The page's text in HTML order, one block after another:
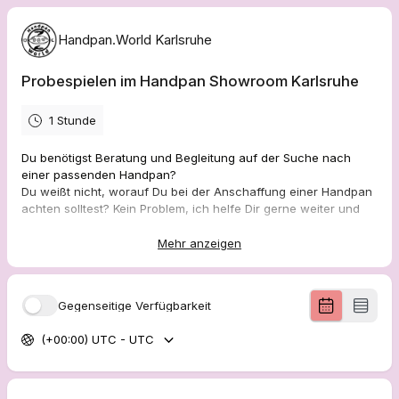
Handpan.World Karlsruhe
Probespielen im Handpan Showroom Karlsruhe
1 Stunde
Du benötigst Beratung und Begleitung auf der Suche nach
einer passenden Handpan?
Du weißt nicht, worauf Du bei der Anschaffung einer Handpan
achten solltest? Kein Problem, ich helfe Dir gerne weiter und
Die Handpan-Vielfalt ist groß, da kann es schwer fallen sich für
ein Modell zu entscheiden. Hier kann ich Dich unterstützen.
Tonart, Skala, Material, Form, Anzahl Tonfelder, Hersteller,
Ein Showroom ist kein Musikgeschäft von Handpan.world,
Mehr anzeigen
Gegenseitige Verfügbarkeit
(+00:00) UTC - UTC